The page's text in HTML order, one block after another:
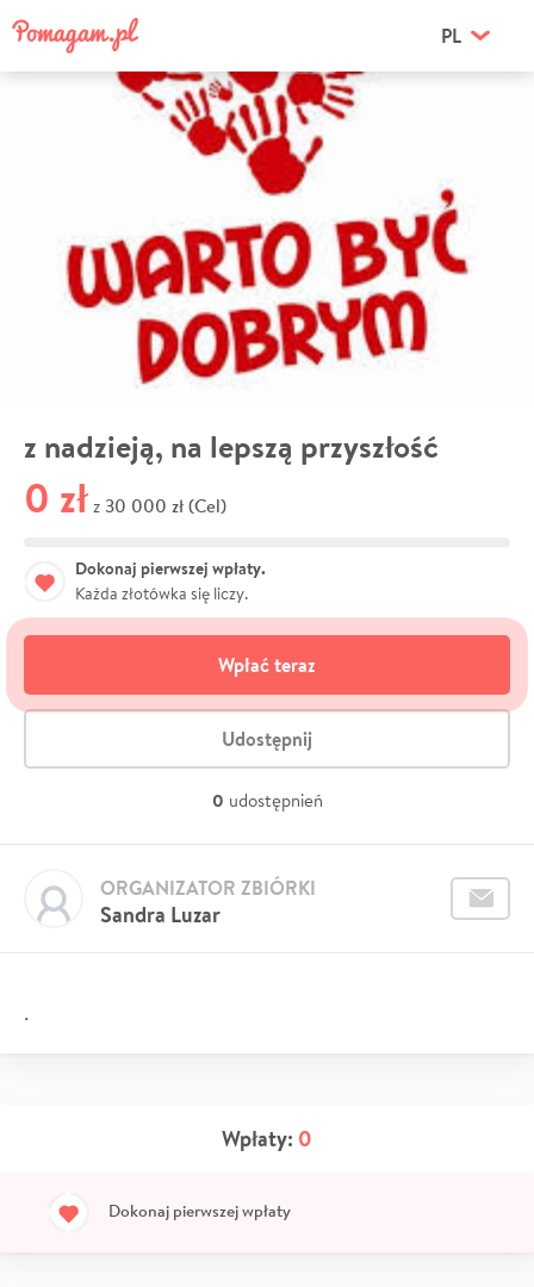
PL
z nadzieją, na lepszą przyszłość
0 zł z 30 000 zł (Cel)
Dokonaj pierwszej wpłaty.
Każda złotówka się liczy.
Wpłać teraz
Udostępnij
0 udostępnień
Sandra Luzar
ORGANIZATOR ZBIÓRKI
.
Wpłaty: 0
Dokonaj pierwszej wpłaty